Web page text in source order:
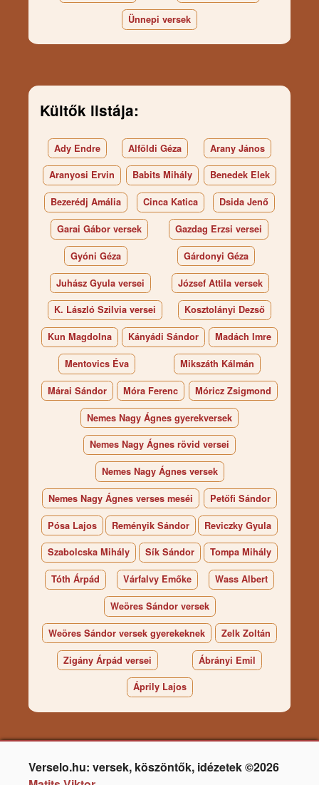
Ünnepi versek
Kültők listája:
Ady Endre Alföldi Géza Arany János
Aranyosi Ervin Babits Mihály Benedek Elek
Bezerédj Amália Cinca Katica Dsida Jenő
Garai Gábor versek Gazdag Erzsi versei
Gyóni Géza Gárdonyi Géza
Juhász Gyula versei József Attila versek
K. László Szilvia versei Kosztolányi Dezső
Kun Magdolna Kányádi Sándor Madách Imre
Mentovics Éva Mikszáth Kálmán
Márai Sándor Móra Ferenc Móricz Zsigmond
Nemes Nagy Ágnes gyerekversek
Nemes Nagy Ágnes rövid versei
Nemes Nagy Ágnes versek
Nemes Nagy Ágnes verses meséi Petőfi Sándor
Pósa Lajos Reményik Sándor Reviczky Gyula
Szabolcska Mihály Sík Sándor Tompa Mihály
Tóth Árpád Várfalvy Emőke Wass Albert
Weöres Sándor versek
Weöres Sándor versek gyerekeknek Zelk Zoltán
Zigány Árpád versei Ábrányi Emil
Áprily Lajos
Verselo.hu: versek, köszöntők, idézetek ©2026